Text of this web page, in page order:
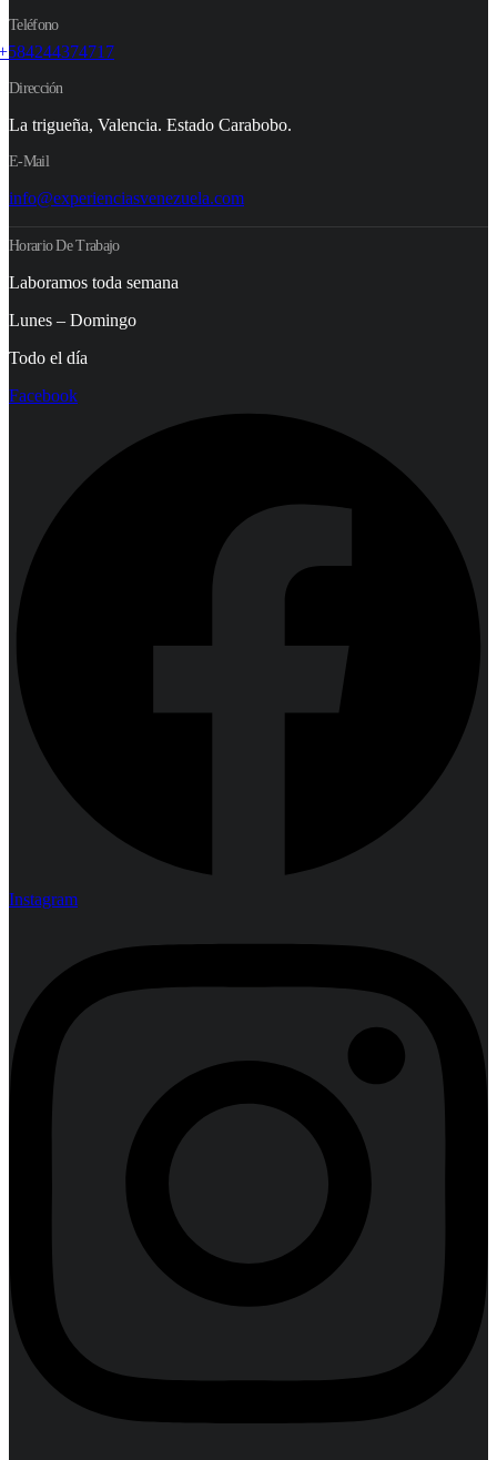
Teléfono
Dirección
La trigueña, Valencia. Estado Carabobo.
E-Mail
info@experienciasvenezuela.com
Horario De Trabajo
Laboramos toda semana
Lunes – Domingo
Todo el día
Facebook
Instagram